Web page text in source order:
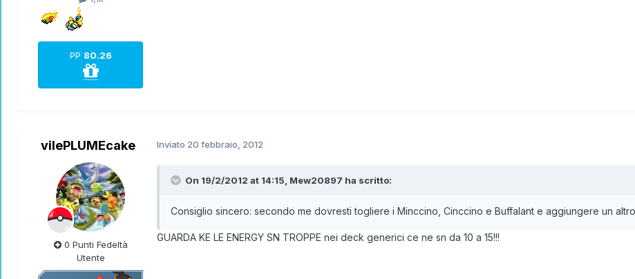
PP 80.26
vilePLUMEcake
0 Punti Fedeltà
Utente
Inviato 20 febbraio, 2012
On 19/2/2012 at 14:15, Mew20897 ha scritto:
Consiglio sincero: secondo me dovresti togliere i Minccino, Cinccino e Buffalant e aggiungere un
GUARDA KE LE ENERGY SN TROPPE nei deck generici ce ne sn da 10 a 15!!!